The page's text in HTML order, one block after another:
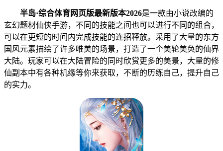
半岛·综合体育网页版最新版本2026是一款由小说改编的
玄幻题材仙侠手游，不同的技能之间也可以进行不同的组合，
可以在更短的时间内完成技能的连招释放。采用了大量的东方
国风元素描绘了许多唯美的场景，打造了一个美轮美奂的仙界
大陆。玩家可以在大陆冒险的同时欣赏更多的美景，大量的修
仙副本中有各种机缘等你来获取，不断的历练自己，提升自己
的实力。